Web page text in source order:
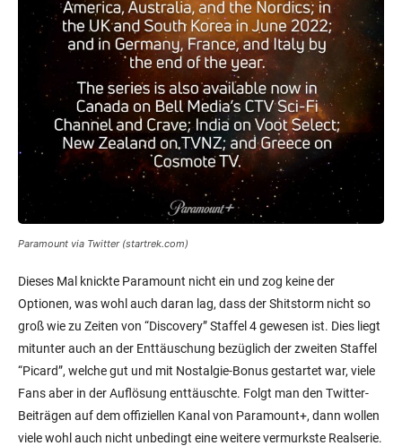
Paramount via Twitter (startrek.com)
Dieses Mal knickte Paramount nicht ein und zog keine der
Optionen, was wohl auch daran lag, dass der Shitstorm nicht so
groß wie zu Zeiten von “Discovery” Staffel 4 gewesen ist. Dies liegt
mitunter auch an der Enttäuschung bezüglich der zweiten Staffel
“Picard”, welche gut und mit Nostalgie-Bonus gestartet war, viele
Fans aber in der Auflösung enttäuschte. Folgt man den Twitter-
Beiträgen auf dem offiziellen Kanal von Paramount+, dann wollen
viele wohl auch nicht unbedingt eine weitere vermurkste Realserie.